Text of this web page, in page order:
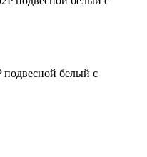
подвесной белый с